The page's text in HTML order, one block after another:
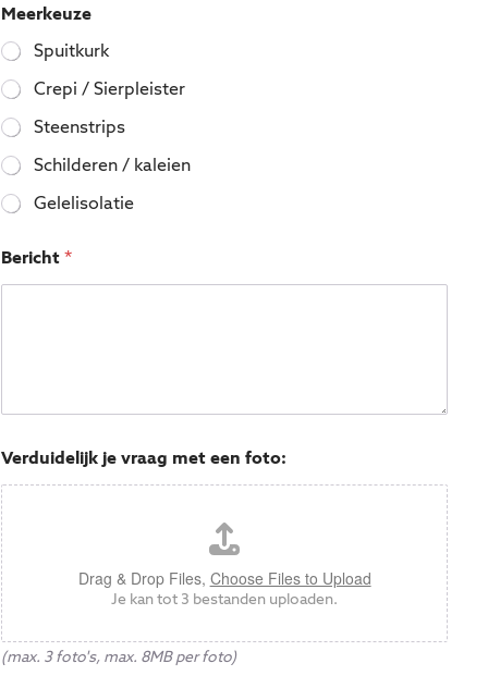
*
*
Meerkeuze
Spuitkurk
Crepi / Sierpleister
Steenstrips
Schilderen / kaleien
Gelelisolatie
Bericht*
Verduidelijk je vraag met een foto:
Drag & Drop Files, Choose Files to Upload
Je kan tot 3 bestanden uploaden.
(max. 3 foto's, max. 8MB per foto)